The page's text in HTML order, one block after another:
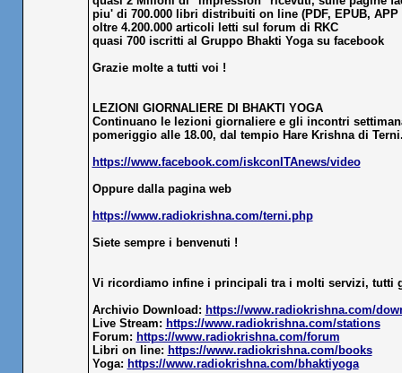
piu' di 700.000 libri distribuiti on line (PDF, EPUB,
oltre 4.200.000 articoli letti sul forum di RKC
quasi 700 iscritti al Gruppo Bhakti Yoga su facebook
Grazie molte a tutti voi !
LEZIONI GIORNALIERE DI BHAKTI YOGA
Continuano le lezioni giornaliere e gli incontri
pomeriggio alle 18.00, dal tempio Hare Krishna di
https://www.facebook.com/iskconITAnews/video
Oppure dalla pagina web
https://www.radiokrishna.com/terni.php
Siete sempre i benvenuti !
Vi ricordiamo infine i principali tra i molti servizi, tutti
Archivio Download: https://www.radiokrishna.com/
Live Stream: https://www.radiokrishna.com/stations
Forum: https://www.radiokrishna.com/forum
Libri on line: https://www.radiokrishna.com/books
Yoga: https://www.radiokrishna.com/bhaktiyoga